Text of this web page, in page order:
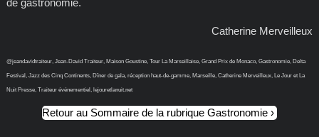
Catherine Merveilleux
@jeandavidtraiteur, Jean-David Traiteur, Maison Goustine, Tour La Marseillaise, Grand Prix de Monaco, Gastronomie, Delta
Festival, Jazz des Cinq Continents, Dîner de gala, réception haut-de-gamme, Marseille, Catherine Merveilleux, Le Jour et La
Nuit Presse, Traiteur événementiel, lejouretlanuit.net
Retour au Sommaire de la rubrique Gastronomie